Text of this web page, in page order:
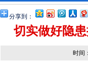
分享到：
切实做好隐
时间：